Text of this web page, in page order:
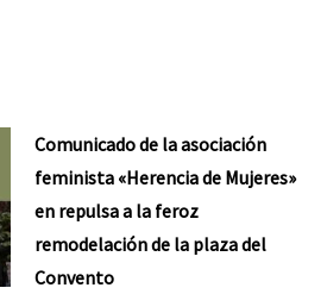
Comunicado de la asociación
feminista «Herencia de Mujeres»
en repulsa a la feroz
remodelación de la plaza del
Convento